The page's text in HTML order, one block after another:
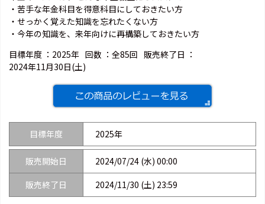
・苦手な年金科目を得意科目にしておきたい方
・せっかく覚えた知識を忘れたくない方
・今年の知識を、来年向けに再構築しておきたい方
目標年度 ： 2025年 回数 ： 全85回 販売終了日 ：
2024年11月30日(土)
目標年度 2025年
販売開始日
2024/07/24 (水) 00:00
販売終了日
2024/11/30 (土) 23:59